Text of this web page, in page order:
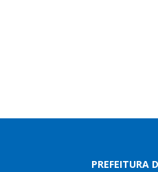
PREFEITURA